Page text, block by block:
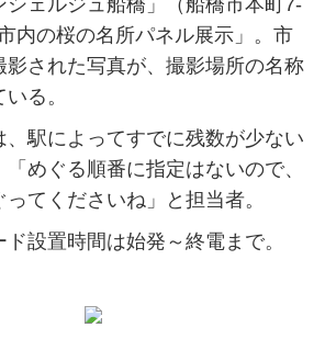
シェルジュ船橋」（船橋市本町7-
内の桜の名所パネル展示」。市
影された写真が、撮影場所の名称
る。
駅によってすでに残数が少ない
めぐる順番に指定はないので、
てくださいね」と担当者。
設置時間は始発～終電まで。